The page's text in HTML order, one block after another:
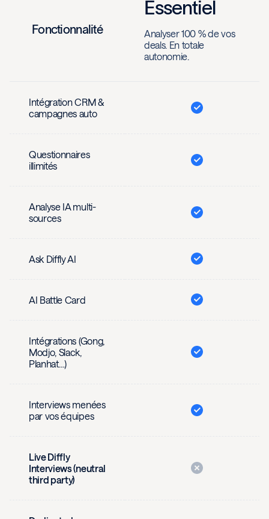
Fonctionnalité
Essentiel
Analyser 100 % de vos
deals. En totale
autonomie.
Intégration CRM &
campagnes auto
Questionnaires
illimités
Analyse IA multi-
sources
Ask Diffly AI
AI Battle Card
Intégrations (Gong,
Modjo, Slack,
Planhat…)
Interviews menées
par vos équipes
Live Diffly
Interviews (neutral
third party)